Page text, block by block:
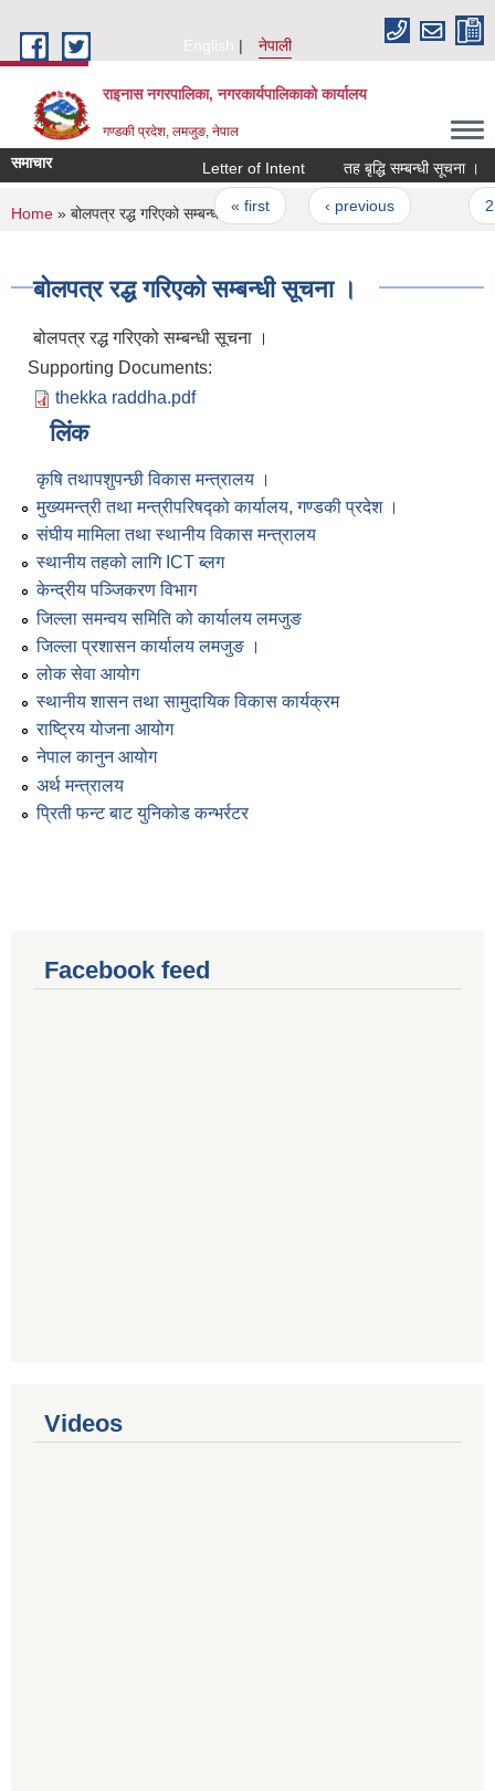
English
नेपाली
राइनास नगरपालिका, नगरकार्यपालिकाको कार्यालय
गण्डकी प्रदेश, लमजुङ, नेपाल
समाचार Letter of Intent तह बृद्धि सम्बन्धी सूचना ।
Pages
« first ‹ previous 2
You are here
Home » बोलपत्र रद्ध गरिएको सम्बन्धी सूचना ।
बोलपत्र रद्ध गरिएको सम्बन्धी सूचना ।
बोलपत्र रद्ध गरिएको सम्बन्धी सूचना ।
Supporting Documents:
thekka raddha.pdf
लिंक
कृषि तथापशुपन्छी विकास मन्त्रालय ।
मुख्यमन्त्री तथा मन्त्रीपरिषद्को कार्यालय, गण्डकी प्रदेश ।
संघीय मामिला तथा स्थानीय विकास मन्त्रालय
स्थानीय तहको लागि ICT ब्लग
केन्द्रीय पञ्जिकरण विभाग
जिल्ला समन्वय समिति को कार्यालय लमजुङ
जिल्ला प्रशासन कार्यालय लमजुङ ।
लोक सेवा आयोग
स्थानीय शासन तथा सामुदायिक विकास कार्यक्रम
राष्ट्रिय योजना आयोग
नेपाल कानुन आयोग
अर्थ मन्त्रालय
प्रिती फन्ट बाट युनिकोड कन्भर्रटर
Facebook feed
Videos